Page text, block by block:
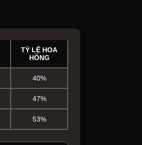
TỶ LỆ HOA
HỒNG
40%
47%
53%